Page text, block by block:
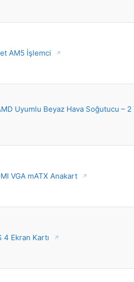
AM5 İşlemci
Uyumlu Beyaz Hava Soğutucu –
VGA mATX Anakart
4 Ekran Kartı